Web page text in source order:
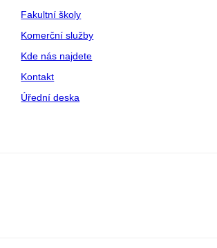
Fakultní školy
Komerční služby
Kde nás najdete
Kontakt
Úřední deska